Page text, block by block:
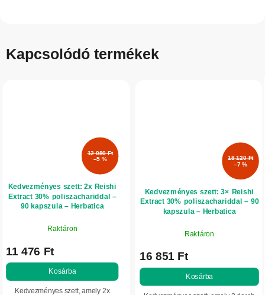
Kapcsolódó termékek
12 080 Ft
–5 %
Kedvezményes szett: 2x Reishi
Extract 30% poliszachariddal –
90 kapszula – Herbatica
Raktáron
11 476 Ft
Kosárba
Kedvezményes szett, amely 2x
18 120 Ft
–7 %
Kedvezményes szett: 3× Reishi
Extract 30% poliszachariddal – 90
kapszula – Herbatica
Raktáron
16 851 Ft
Kosárba